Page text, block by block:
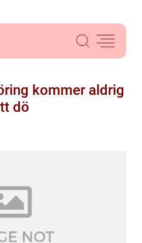
kommer aldrig
dö